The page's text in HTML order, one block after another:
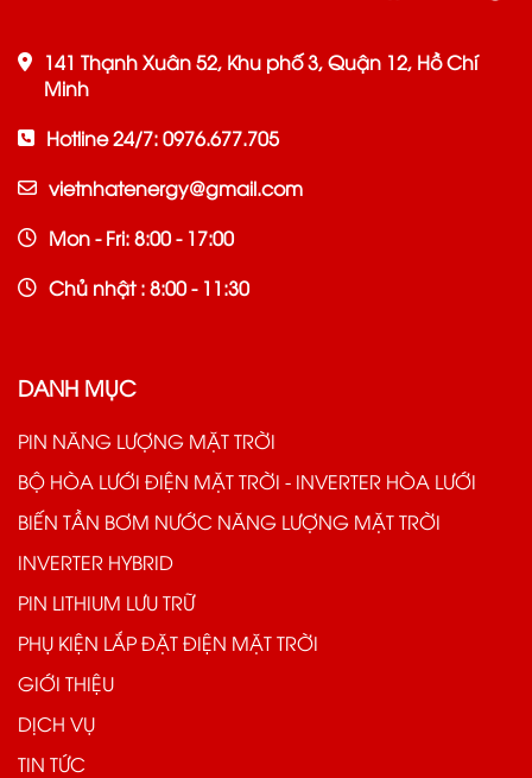
141 Thạnh Xuân 52, Khu phố 3, Quận 12, Hồ Chí
Minh
Hotline 24/7: 0976.677.705
vietnhatenergy@gmail.com
Mon - Fri: 8:00 - 17:00
Chủ nhật : 8:00 - 11:30
DANH MỤC
PIN NĂNG LƯỢNG MẶT TRỜI
BỘ HÒA LƯỚI ĐIỆN MẶT TRỜI - INVERTER HÒA LƯỚI
BIẾN TẦN BƠM NƯỚC NĂNG LƯỢNG MẶT TRỜI
INVERTER HYBRID
PIN LITHIUM LƯU TRỮ
PHỤ KIỆN LẮP ĐẶT ĐIỆN MẶT TRỜI
GIỚI THIỆU
DỊCH VỤ
TIN TỨC